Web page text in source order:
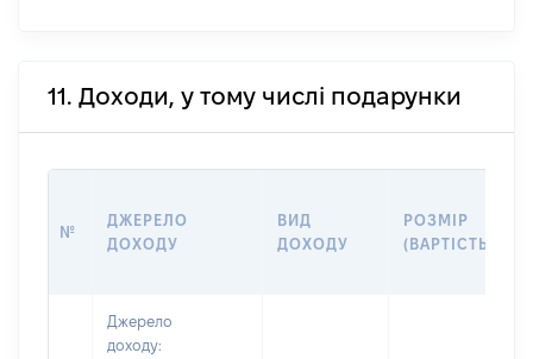
11. Доходи, у тому числі подарунки
№
ДЖЕРЕЛО
ДОХОДУ
ВИД
ДОХОДУ
РОЗМІР
(ВАРТІСТЬ)
Джерело
доходу: